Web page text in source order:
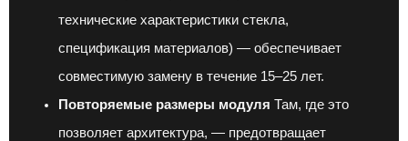
технические характеристики стекла,
спецификация материалов) — обеспечивает
совместимую замену в течение 15–25 лет.
Повторяемые размеры модуля Там, где это
позволяет архитектура, — предотвращает